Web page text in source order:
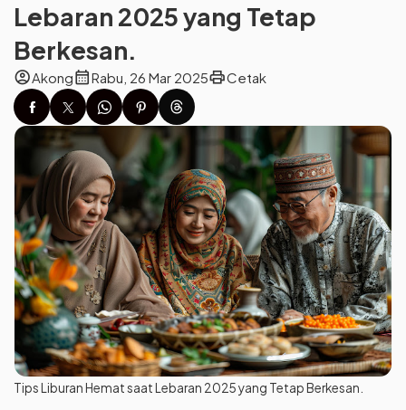
Lebaran 2025 yang Tetap
Berkesan.
account_circleAkongcalendar_monthRabu, 26 Mar 2025printCetak
Tips Liburan Hemat saat Lebaran 2025 yang Tetap Berkesan.